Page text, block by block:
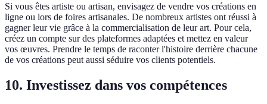
Si vous êtes artiste ou artisan, envisagez de vendre vos créations en
ligne ou lors de foires artisanales. De nombreux artistes ont réussi à
gagner leur vie grâce à la commercialisation de leur art. Pour cela,
créez un compte sur des plateformes adaptées et mettez en valeur
vos œuvres. Prendre le temps de raconter l'histoire derrière chacune
de vos créations peut aussi séduire vos clients potentiels.
10. Investissez dans vos compétences